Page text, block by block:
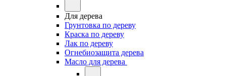
Для дерева
Грунтовка по дереву
Краска по дереву
Лак по дереву
Огнебиозащита дерева
Масло для дерева